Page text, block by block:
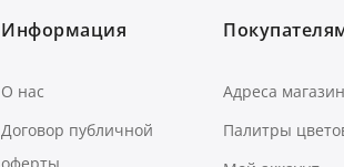
Информация
О нас
Договор публичной
оферты
Адреса
Палитры